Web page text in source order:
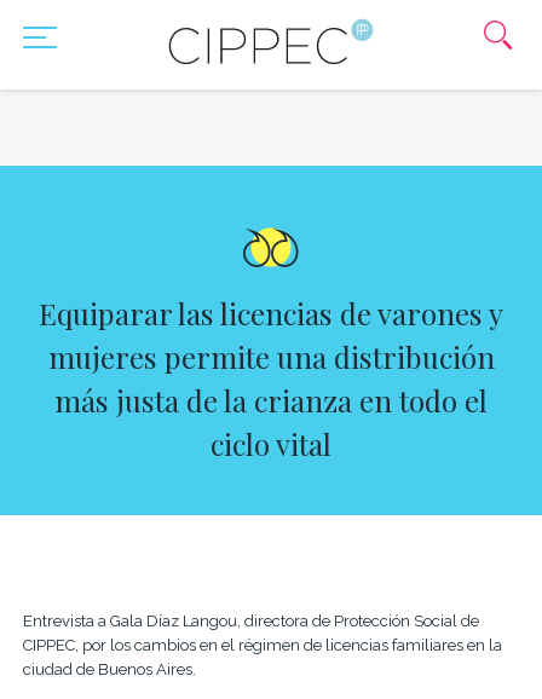
Equiparar las licencias de varones y
mujeres permite una distribución
más justa de la crianza en todo el
ciclo vital
Entrevista a Gala Díaz Langou, directora de Protección Social de
CIPPEC, por los cambios en el régimen de licencias familiares en la
ciudad de Buenos Aires.